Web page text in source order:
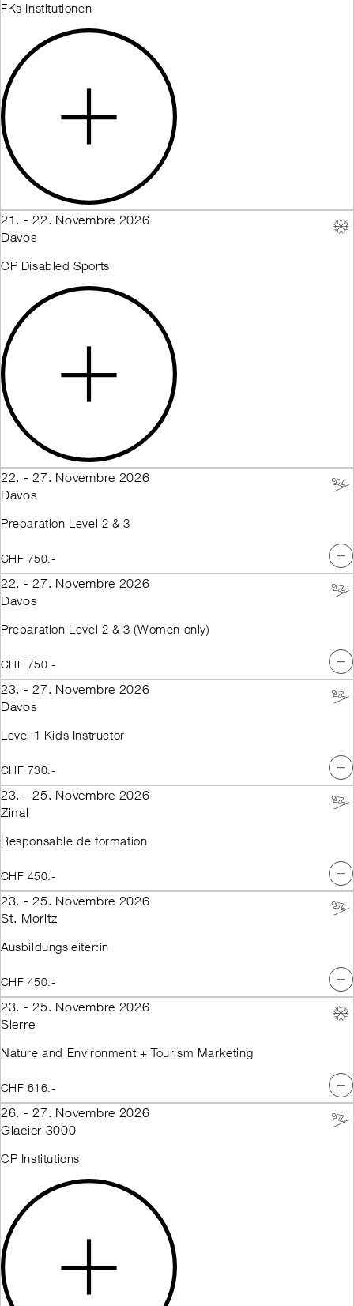
FKs Institutionen
21. - 22. Novembre 2026
Davos
CP Disabled Sports
22. - 27. Novembre 2026
Davos
Preparation Level 2 & 3
CHF 750.-
22. - 27. Novembre 2026
Davos
Preparation Level 2 & 3 (Women only)
CHF 750.-
23. - 27. Novembre 2026
Davos
Level 1 Kids Instructor
CHF 730.-
23. - 25. Novembre 2026
Zinal
Responsable de formation
CHF 450.-
23. - 25. Novembre 2026
St. Moritz
Ausbildungsleiter:in
CHF 450.-
23. - 25. Novembre 2026
Sierre
Nature and Environment + Tourism Marketing
CHF 616.-
26. - 27. Novembre 2026
Glacier 3000
CP Institutions